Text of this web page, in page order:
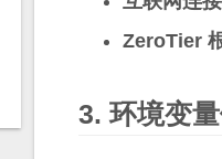
ZeroTier
环境变